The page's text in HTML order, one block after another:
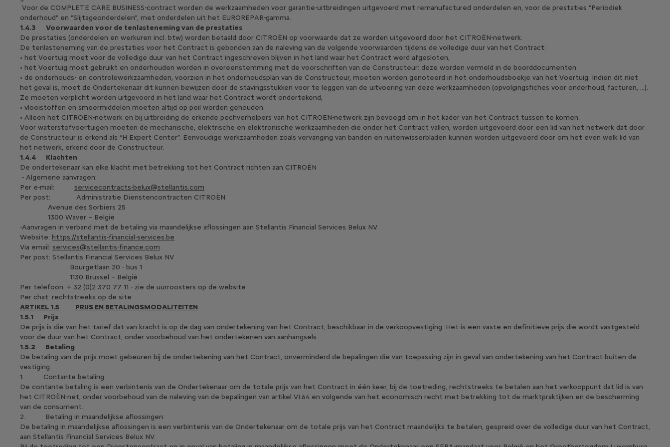
Voor de COMPLETE CARE BUSINESS-contract worden de werkzaamheden voor garantie-uitbreidingen uitgevoerd met remanufactured onderdelen en, voor de prestaties "Periodiek
onderhoud" en "Slijtageonderdelen", met onderdelen uit het EUROREPAR-gamma.
1.4.3
Voorwaarden voor de tenlasteneming van de prestaties
De prestaties (onderdelen en werkuren incl. btw) worden betaald door CITROËN op voorwaarde dat ze worden uitgevoerd door het CITROËN-netwerk.
De tenlasteneming van de prestaties voor het Contract is gebonden aan de naleving van de volgende voorwaarden tijdens de volledige duur van het Contract:
• het Voertuig moet voor de volledige duur van het Contract ingeschreven blijven in het land waar het Contract werd afgesloten,
• het Voertuig moet gebruikt en onderhouden worden in overeenstemming met de voorschriften van de Constructeur; deze worden vermeld in de boorddocumenten
• de onderhouds- en controlewerkzaamheden, voorzien in het onderhoudsplan van de Constructeur, moeten worden genoteerd in het onderhoudsboekje van het Voertuig. Indien dit niet
het geval is, moet de Ondertekenaar dit kunnen bewijzen door de stavingsstukken voor te leggen van de uitvoering van deze werkzaamheden (opvolgingsfiches voor onderhoud, facturen, ...).
Ze moeten verplicht worden uitgevoerd in het land waar het Contract wordt ondertekend,
• vloeistoffen en smeermiddelen moeten altijd op peil worden gehouden.
• Alleen het CITROËN-netwerk en bij uitbreiding de erkende pechverhelpers van het CITROËN-netwerk zijn bevoegd om in het kader van het Contract tussen te komen.
Voor waterstofvoertuigen moeten de mechanische, elektrische en elektronische werkzaamheden die onder het Contract vallen, worden uitgevoerd door een lid van het netwerk dat door
de Constructeur is erkend als “H Expert Center”. Eenvoudige werkzaamheden zoals vervanging van banden en ruitenwisserbladen kunnen worden uitgevoerd door om het even welk lid van
het netwerk, erkend door de Constructeur.
1.4.4
Klachten
De ondertekenaar kan elke klacht met betrekking tot het Contract richten aan CITROËN
- Algemene aanvragen:
Per e-mail: servicecontracts-belux@stellantis.com
Per post: Administratie Dienstencontracten CITROËN
Avenue des Sorbiers 25
1300 Waver – België
-Aanvragen in verband met de betaling via maandelijkse aflossingen aan Stellantis Financial Services Belux NV
Website: https://stellantis-financial-services.be
Via email: services@stellantis-finance.com
Per post: Stellantis Financial Services Belux NV
Bourgetlaan 20 - bus 1
1130 Brussel – België
Per telefoon: + 32 (0)2 370 77 11 - zie de uurroosters op de website
Per chat: rechtstreeks op de site
ARTIKEL 1.5
PRIJS EN BETALINGSMODALITEITEN
1.5.1
Prijs
De prijs is die van het tarief dat van kracht is op de dag van ondertekening van het Contract, beschikbaar in de verkoopvestiging. Het is een vaste en definitieve prijs die wordt vastgesteld
voor de duur van het Contract, onder voorbehoud van het ondertekenen van aanhangsels
1.5.2
Betaling
De betaling van de prijs moet gebeuren bij de ondertekening van het Contract, onverminderd de bepalingen die van toepassing zijn in geval van ondertekening van het Contract buiten de
vestiging.
1. Contante betaling:
De contante betaling is een verbintenis van de Ondertekenaar om de totale prijs van het Contract in één keer, bij de toetreding, rechtstreeks te betalen aan het verkooppunt dat lid is van
het CITROËN-net, onder voorbehoud van de naleving van de bepalingen van artikel VI.64 en volgende van het economisch recht met betrekking tot de marktpraktijken en de bescherming
van de consument.
2. Betaling in maandelijkse aflossingen:
De betaling in maandelijkse aflossingen is een verbintenis van de Ondertekenaar om de totale prijs van het Contract maandelijks te betalen, gespreid over de volledige duur van het Contract,
aan Stellantis Financial Services Belux NV.